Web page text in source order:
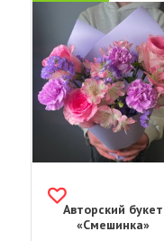
Авторский букет
«Смешинка»